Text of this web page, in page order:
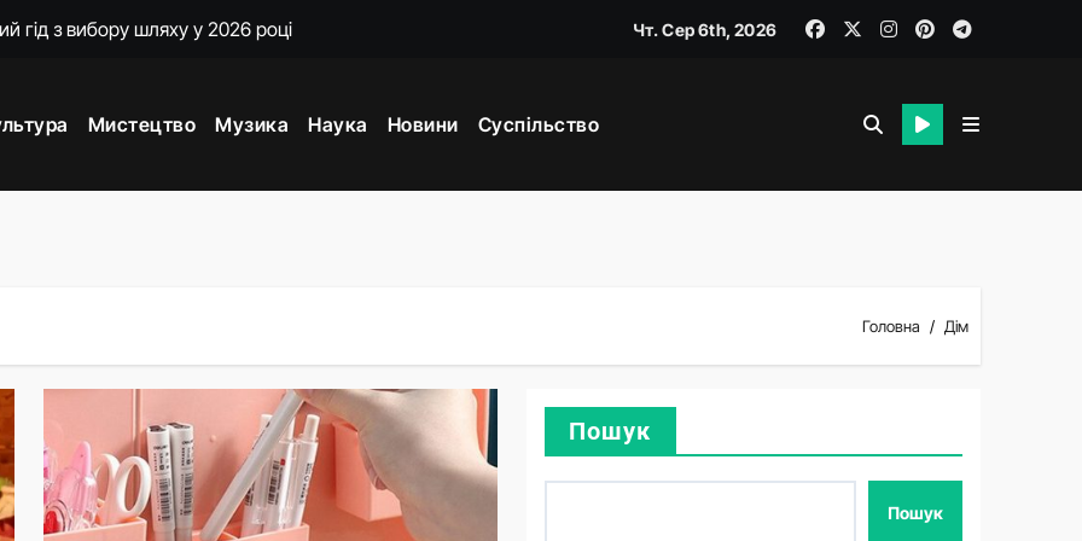
гід з вибору шляху у 2026 році
до генерала
світу та його секрет довголіття
дії ракети від 40 до 290 км
кордон: повний гід для мандрівників 2026
Чт. Сер 6th, 2026
Мистецтво Музика Наука Новини Суспільство
Головна Дім
Пошук
Пошук